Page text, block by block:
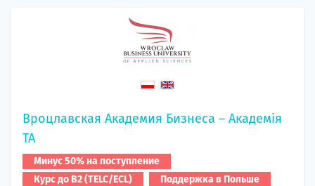
Вроцлавская Академия Бизнеса – Академія
TA
Минус 50% на поступление
Курс до B2 (TELC/ECL)
Поддержка в Польше